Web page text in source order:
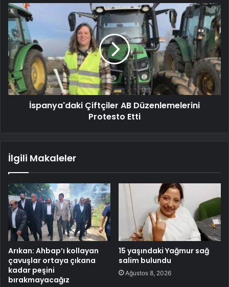
İspanya'daki Çiftçiler AB Düzenlemelerini
Protesto Etti
İlgili Makaleler
Arıkan: Ahbap’ı kollayan
çavuşlar ortaya çıkana
kadar peşini
bırakmayacağız
15 yaşındaki Yağmur sağ
salim bulundu
Ağustos 8, 2026